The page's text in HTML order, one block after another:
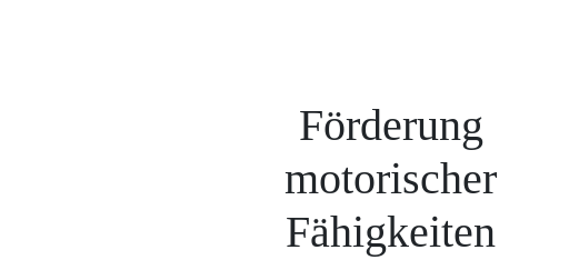
Förderung
motorischer
Fähigkeiten